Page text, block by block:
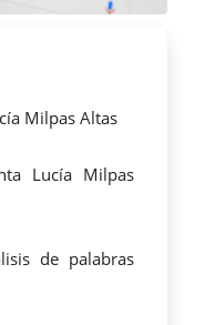
Milpas Altas
Lucía Milpas
de palabras